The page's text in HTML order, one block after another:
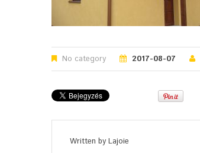
No category 2017-08-07
Written by Lajoie